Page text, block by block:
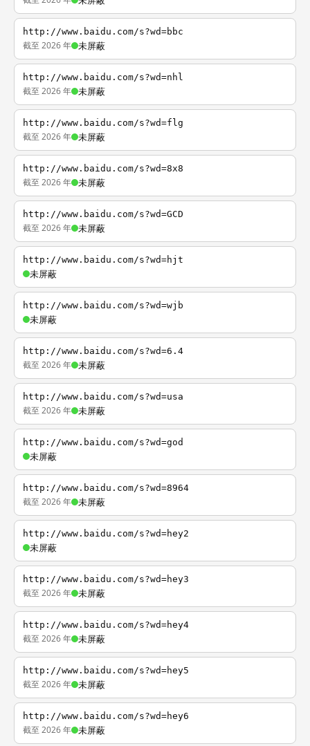
http://www.baidu.com/s?wd=bbc
截至 2026 年 未屏蔽
http://www.baidu.com/s?wd=nhl
截至 2026 年 未屏蔽
http://www.baidu.com/s?wd=flg
截至 2026 年 未屏蔽
http://www.baidu.com/s?wd=8x8
截至 2026 年 未屏蔽
http://www.baidu.com/s?wd=GCD
截至 2026 年 未屏蔽
http://www.baidu.com/s?wd=hjt
未屏蔽
http://www.baidu.com/s?wd=wjb
未屏蔽
http://www.baidu.com/s?wd=6.4
截至 2026 年 未屏蔽
http://www.baidu.com/s?wd=usa
截至 2026 年 未屏蔽
http://www.baidu.com/s?wd=god
未屏蔽
http://www.baidu.com/s?wd=8964
截至 2026 年 未屏蔽
http://www.baidu.com/s?wd=hey2
未屏蔽
http://www.baidu.com/s?wd=hey3
截至 2026 年 未屏蔽
http://www.baidu.com/s?wd=hey4
截至 2026 年 未屏蔽
http://www.baidu.com/s?wd=hey5
截至 2026 年 未屏蔽
http://www.baidu.com/s?wd=hey6
截至 2026 年 未屏蔽